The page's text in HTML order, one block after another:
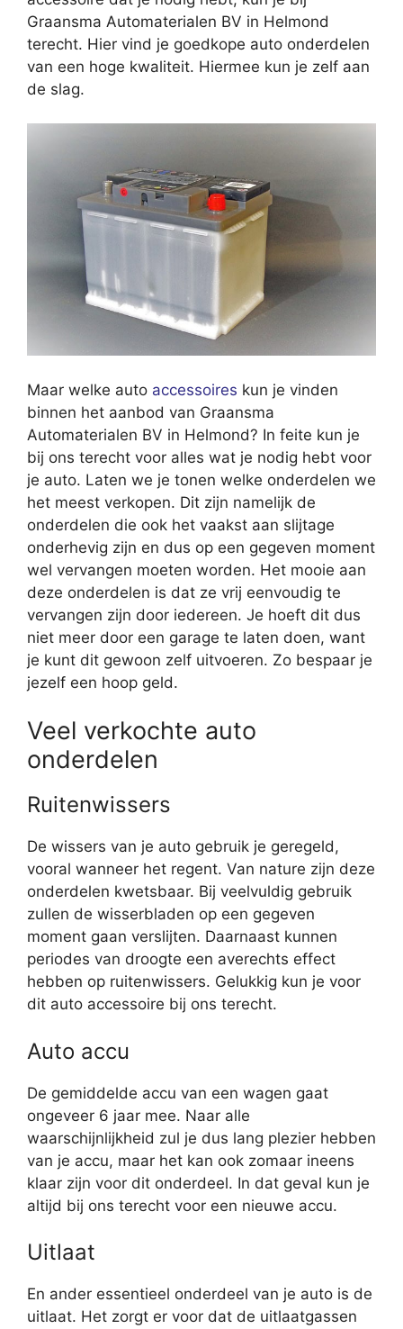
Graansma Automaterialen BV in Helmond
terecht. Hier vind je goedkope auto onderdelen
van een hoge kwaliteit. Hiermee kun je zelf aan
de slag.
Maar welke auto accessoires kun je vinden
binnen het aanbod van Graansma
Automaterialen BV in Helmond? In feite kun je
bij ons terecht voor alles wat je nodig hebt voor
je auto. Laten we je tonen welke onderdelen we
het meest verkopen. Dit zijn namelijk de
onderdelen die ook het vaakst aan slijtage
onderhevig zijn en dus op een gegeven moment
wel vervangen moeten worden. Het mooie aan
deze onderdelen is dat ze vrij eenvoudig te
vervangen zijn door iedereen. Je hoeft dit dus
niet meer door een garage te laten doen, want
je kunt dit gewoon zelf uitvoeren. Zo bespaar je
jezelf een hoop geld.
Veel verkochte auto
onderdelen
Ruitenwissers
De wissers van je auto gebruik je geregeld,
vooral wanneer het regent. Van nature zijn deze
onderdelen kwetsbaar. Bij veelvuldig gebruik
zullen de wisserbladen op een gegeven
moment gaan verslijten. Daarnaast kunnen
periodes van droogte een averechts effect
hebben op ruitenwissers. Gelukkig kun je voor
dit auto accessoire bij ons terecht.
Auto accu
De gemiddelde accu van een wagen gaat
ongeveer 6 jaar mee. Naar alle
waarschijnlijkheid zul je dus lang plezier hebben
van je accu, maar het kan ook zomaar ineens
klaar zijn voor dit onderdeel. In dat geval kun je
altijd bij ons terecht voor een nieuwe accu.
Uitlaat
En ander essentieel onderdeel van je auto is de
uitlaat. Het zorgt er voor dat de uitlaatgassen